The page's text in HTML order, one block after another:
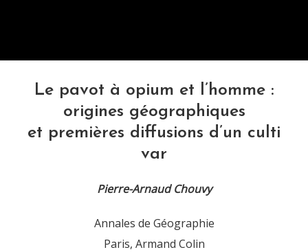
Le pavot à opium et l’homme :
origines géographiques
et premières diffusions d’un culti
var
Pierre-Arnaud Chouvy
Annales de Géographie
Paris, Armand Colin